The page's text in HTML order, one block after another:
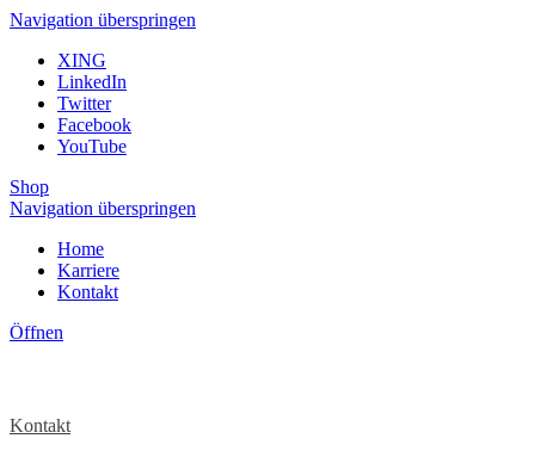
Navigation überspringen
XING
LinkedIn
Twitter
Facebook
YouTube
Shop
Navigation überspringen
Home
Karriere
Kontakt
Öffnen
Kontakt